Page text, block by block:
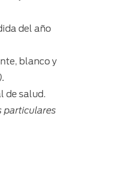
del año
blanco y
de salud.
particulares